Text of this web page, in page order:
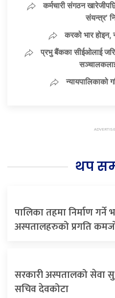
कर्मचारी संगठन
संयन्त्र’
करको भार होइन,
प्रभु बैंकका सीईओलाई
न्यायपालिकाको
थप
पालिका तहमा निर्माण
अस्पतालहरुको प्रगति
सरकारी अस्पतालको सेवा
सचिव देवकोटा